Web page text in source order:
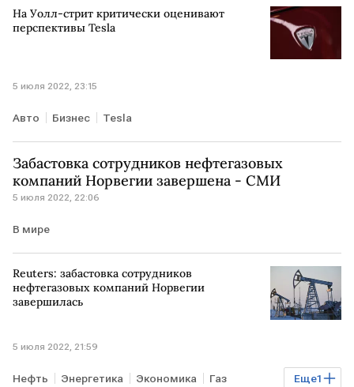
На Уолл-стрит критически оценивают
перспективы Tesla
5 июля 2022, 23:15
Авто Бизнес Tesla
Забастовка сотрудников нефтегазовых
компаний Норвегии завершена - СМИ
5 июля 2022, 22:06
В мире
Reuters: забастовка сотрудников
нефтегазовых компаний Норвегии
завершилась
5 июля 2022, 21:59
Еще1
Нефть Энергетика Экономика Газ